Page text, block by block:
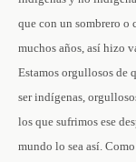
que con un sombrero o
muchos años, así hizo
Estamos orgullosos de
ser indígenas,
los que sufrimos ese
mundo lo sea así.